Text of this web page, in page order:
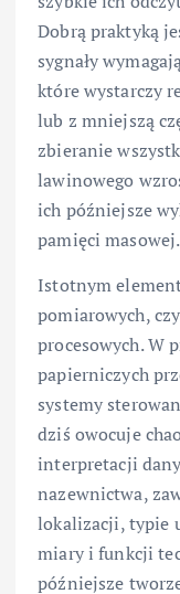
Dobrą praktyką
sygnały
które wystarczy
lub z mniejszą
zbieranie
lawinowego
ich późniejsze
pamięci masowej.
Istotnym
pomiarowych,
procesowych. W
papierniczych
systemy
dziś owocuje
interpretacji
nazewnictwa,
lokalizacji, typie
miary i funkcji
późniejsze